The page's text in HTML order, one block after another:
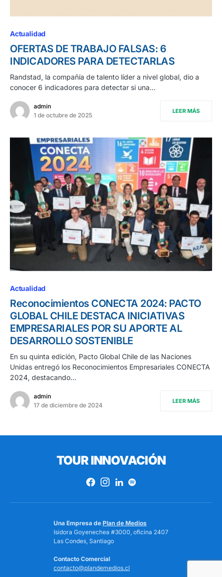
Actualidad
OFERTAS DE TRABAJO FALSAS: 6
INDICADORES PARA DETECTARLAS
Randstad, la compañía de talento líder a nivel global, dio a
conocer 6 indicadores para detectar si una…
admin
1 de octubre de 2025
LEER MÁS
Actualidad
Reconocimientos CONECTA 2024: PACTO
GLOBAL CHILE DESTACA INICIATIVAS
EMPRESARIALES POR SU APORTE AL
DESARROLLO SOSTENIBLE
En su quinta edición, Pacto Global Chile de las Naciones
Unidas entregó los Reconocimientos Empresariales CONECTA
2024, destacando…
admin
17 de diciembre de 2024
LEER MÁS
TOUR INNOVACIÓN
Una Empresa de Plan de Medios
Isidora Goyenechea #3000, oficina 2407
Las Condes, Santiago
Contacto Comercial
contacto@plandemedios.cl